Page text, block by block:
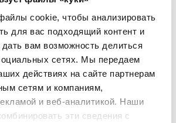
cookie, чтобы анализировать
для вас подходящий контент и
вам возможность делиться
сетях. Мы передаем
действиях на сайте партнерам
сетям и компаниям,
и веб-аналитикой. Наши
эти сведения с
с нами этим летом или весь
& Golf Resort ищет студентов
для работы в комфортной и
обстановке. Если у вас есть
или вы хотите научиться
отправьте нам свое резюме.
Golf Resort заключает соглашения
программы стажировки для
выпускников. Отправьте нам